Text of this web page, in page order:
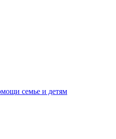
семье и детям